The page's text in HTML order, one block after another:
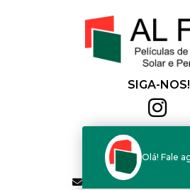
SIGA-NOS!
(11) 2564-
(11) 94168-
Olá! Fale